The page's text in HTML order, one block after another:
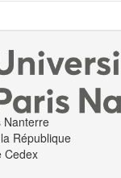
Nanterre
République
Cedex